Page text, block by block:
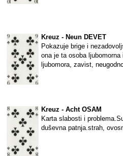
Kreuz - Neun DEVET
Pokazuje brige i
ona je ta osoba
ljubomora, zavist,
Kreuz - Acht OSAM
Karta slabosti i
duševna patnja.strah,